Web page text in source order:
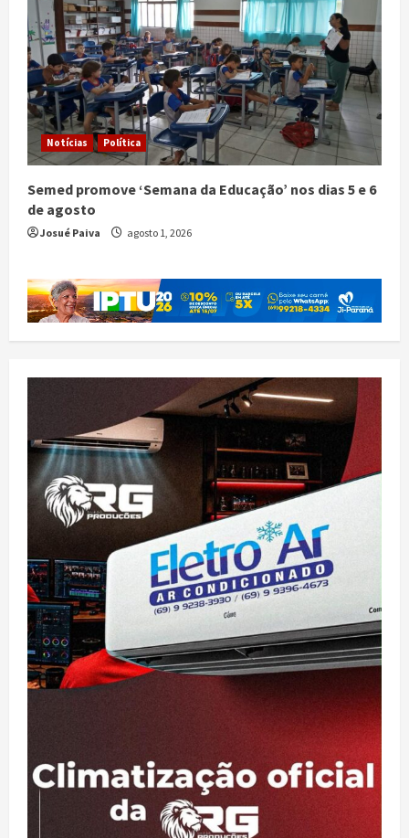
Notícias Política
Semed promove ‘Semana da Educação’ nos dias 5 e 6
de agosto
Josué Paiva agosto 1, 2026